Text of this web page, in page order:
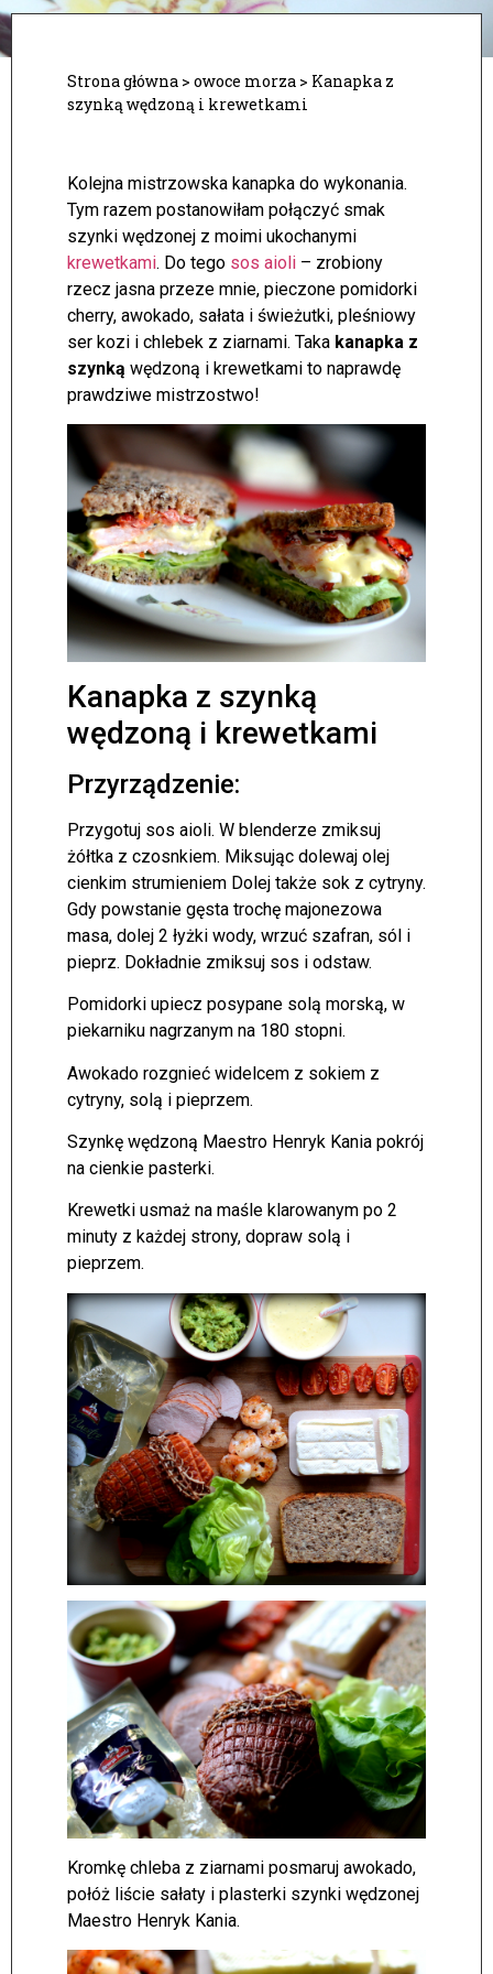
Strona główna > owoce morza > Kanapka z
szynką wędzoną i krewetkami
Kolejna mistrzowska kanapka do wykonania.
Tym razem postanowiłam połączyć smak
szynki wędzonej z moimi ukochanymi
krewetkami. Do tego sos aioli – zrobiony
rzecz jasna przeze mnie, pieczone pomidorki
cherry, awokado, sałata i świeżutki, pleśniowy
ser kozi i chlebek z ziarnami. Taka kanapka z
szynką wędzoną i krewetkami to naprawdę
prawdziwe mistrzostwo!
Kanapka z szynką
wędzoną i krewetkami
Przyrządzenie:
Przygotuj sos aioli. W blenderze zmiksuj
żółtka z czosnkiem. Miksując dolewaj olej
cienkim strumieniem Dolej także sok z cytryny.
Gdy powstanie gęsta trochę majonezowa
masa, dolej 2 łyżki wody, wrzuć szafran, sól i
pieprz. Dokładnie zmiksuj sos i odstaw.
Pomidorki upiecz posypane solą morską, w
piekarniku nagrzanym na 180 stopni.
Awokado rozgnieć widelcem z sokiem z
cytryny, solą i pieprzem.
Szynkę wędzoną Maestro Henryk Kania pokrój
na cienkie pasterki.
Krewetki usmaż na maśle klarowanym po 2
minuty z każdej strony, dopraw solą i
pieprzem.
Kromkę chleba z ziarnami posmaruj awokado,
połóż liście sałaty i plasterki szynki wędzonej
Maestro Henryk Kania.